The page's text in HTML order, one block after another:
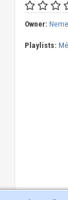
Owner:
Playlists: